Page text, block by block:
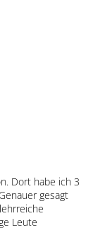
Dort habe ich 3
gesagt
Leute